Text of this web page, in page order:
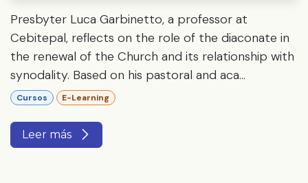
Presbyter Luca Garbinetto, a professor at
Cebitepal, reflects on the role of the diaconate in
the renewal of the Church and its relationship with
synodality. Based on his pastoral and aca...
Cursos E-Learning
Leer más